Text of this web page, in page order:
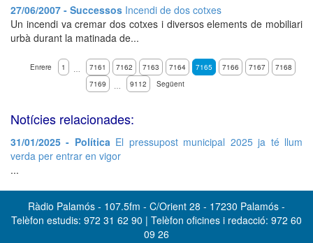
27/06/2007 - Successos Incendi de dos cotxes
Un incendi va cremar dos cotxes i diversos elements de mobiliari
urbà durant la matinada de...
Enrere 1 … 7161 7162 7163 7164 7165 7166 7167
7168
7169
… 9112 Següent
Notícies relacionades:
31/01/2025 - PolíticaEl pressupost municipal 2025 ja té llum
verda per entrar en vigor
...
Ràdio Palamós - 107.5fm - C/Orient 28 - 17230 Palamós -
Telèfon estudis: 972 31 62 90 | Telèfon oficines i redacció: 972 60
09 26